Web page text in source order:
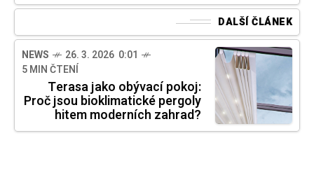
DALŠÍ ČLÁNEK
NEWS
26. 3. 2026 0:01
5 MIN ČTENÍ
Terasa jako obývací pokoj:
Proč jsou bioklimatické pergoly
hitem moderních zahrad?